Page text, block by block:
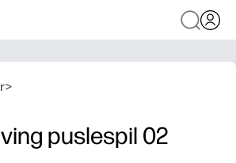
>
puslespil 02